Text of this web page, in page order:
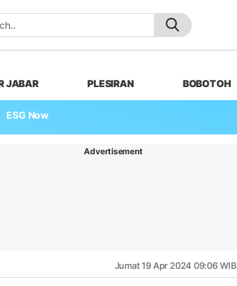
JABAR PLESIRAN BOBOTOH
ESG Now
Advertisement
Jumat 19 Apr 2024 09:06 WIB